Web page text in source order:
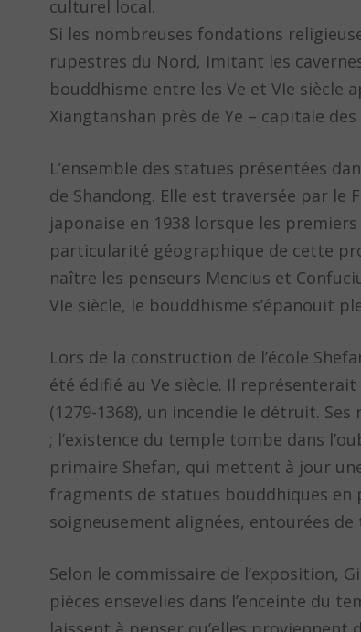
culturel local.
Si les nombreuses fondations
rupestres du Nord, imitant les
bouddhisme entre les Ve et VIe siècle
Xiangtanshan près de Ye – capitale
L’ensemble des statues présentées
de Shandong. Elle est traversée par le
japonaise en 1938 lorsque les
particularité géographique de cette
naître les penseurs Mencius et
VIe siècle, le bouddhisme s’épanouit
Lors de la construction de l’école
été édifié au Ve siècle. Il
(1279-1368), un incendie le détruit.
; l’existence du temple tombe dans
primaire Shefan, qui mettent à jour
fragments de statues bouddhiques
soigneusement alignées, entourées
Selon le commissaire de l’exposition,
pièces ensevelies dans l’enceinte du